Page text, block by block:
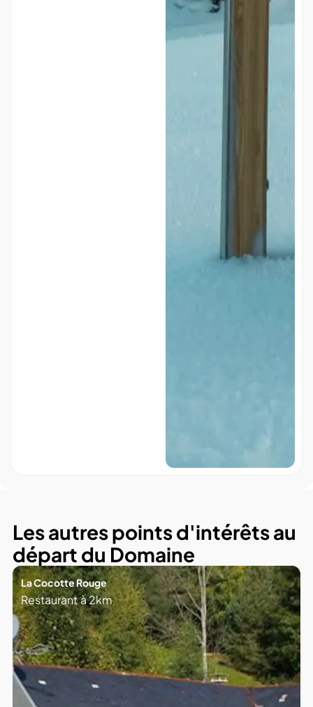
Les autres points d'intérêts au
départ du Domaine
La Cocotte Rouge
Restaurantà2km